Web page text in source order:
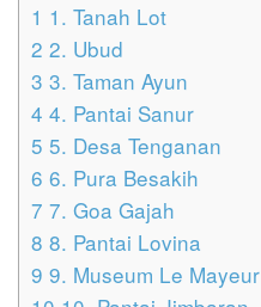
1 1. Tanah Lot
2 2. Ubud
3 3. Taman Ayun
4 4. Pantai Sanur
5 5. Desa Tenganan
6 6. Pura Besakih
7 7. Goa Gajah
8 8. Pantai Lovina
9 9. Museum Le Mayeur